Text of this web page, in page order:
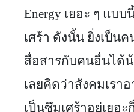
Energy เยอะ ๆ แบ
เศร้า ดังนั้น ยิ่งเป็น
สื่อสารกับคนอื่นได้น้
เลยคิดว่าสังคมเรา
เป็นซึมเศร้าอยู่เยอะ